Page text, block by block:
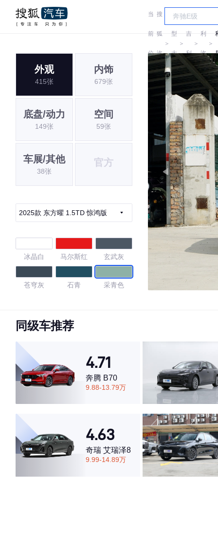
当
前
位
置:
搜
狐
汽
车
＞
车
型
大
＞
吉
利
＞
利
汽
车
＞
外观
415张
内饰
679张
底盘/动力
149张
空间
59张
车展/其他
38张
官方
2025款 东方曜 1.5TD 惊鸿版
冰晶白 马尔斯红 玄武灰
苍穹灰 石青 采青色
4.75
·外观表现较为优秀，优于69%同级车
·内饰表现较为优秀，优于86%同级车
·空间表现较为优秀，优于79%同级车
同级车推荐
4.71
奔腾 B70
9.88-13.79万
4.63
奇瑞 艾瑞泽8
9.99-14.89万